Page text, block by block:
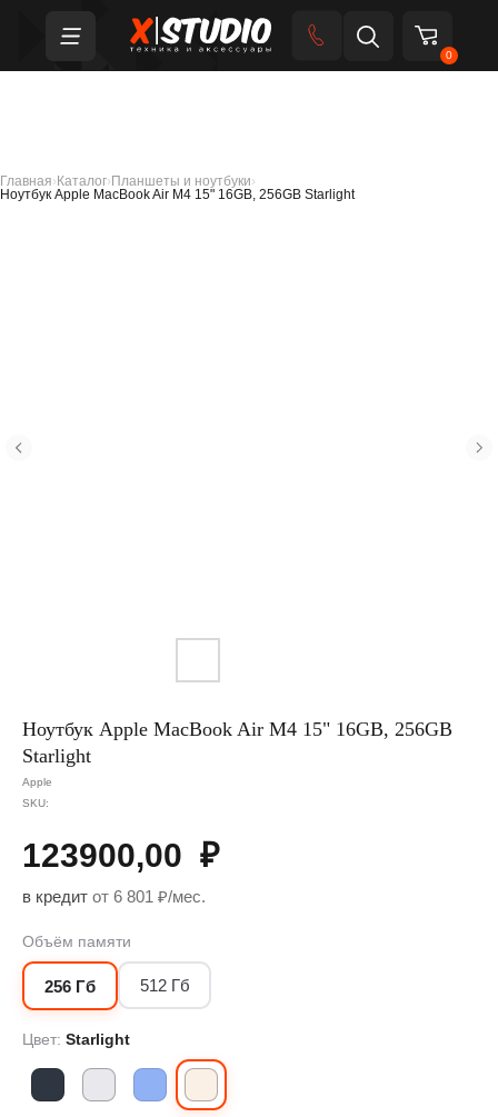
0
Главная› Каталог› Планшеты и ноутбуки›
Ноутбук Apple MacBook Air M4 15" 16GB, 256GB Starlight
Ноутбук Apple MacBook Air M4 15" 16GB, 256GB
Starlight
Apple
SKU:
123900,00 ₽
в кредит от 6 801 ₽/мес.
Объём памяти
256 Гб 512 Гб
Цвет: Starlight